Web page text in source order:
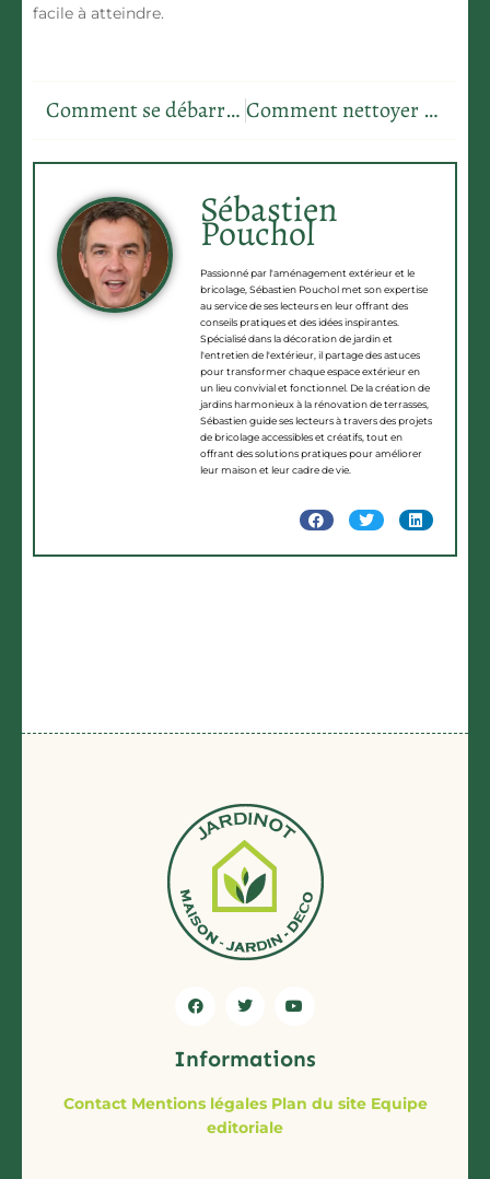
facile à atteindre.
Comment se débarrasser des vers de bois ? Comment nettoyer ses vitres ?
Sébastien
Pouchol
Passionné par l'aménagement extérieur et le
bricolage, Sébastien Pouchol met son expertise
au service de ses lecteurs en leur offrant des
conseils pratiques et des idées inspirantes.
Spécialisé dans la décoration de jardin et
l'entretien de l'extérieur, il partage des astuces
pour transformer chaque espace extérieur en
un lieu convivial et fonctionnel. De la création de
jardins harmonieux à la rénovation de terrasses,
Sébastien guide ses lecteurs à travers des projets
de bricolage accessibles et créatifs, tout en
offrant des solutions pratiques pour améliorer
leur maison et leur cadre de vie.
Informations
Contact Mentions légales Plan du site Equipe
editoriale